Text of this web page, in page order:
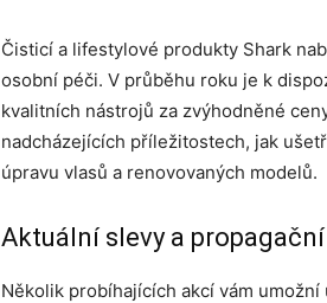
Čisticí a lifestylové produkty Shark
osobní péči. V průběhu roku je k
kvalitních nástrojů za zvýhodněné
nadcházejících příležitostech, jak
úpravu vlasů a renovovaných modelů.
Aktuální slevy a
Několik probíhajících akcí vám